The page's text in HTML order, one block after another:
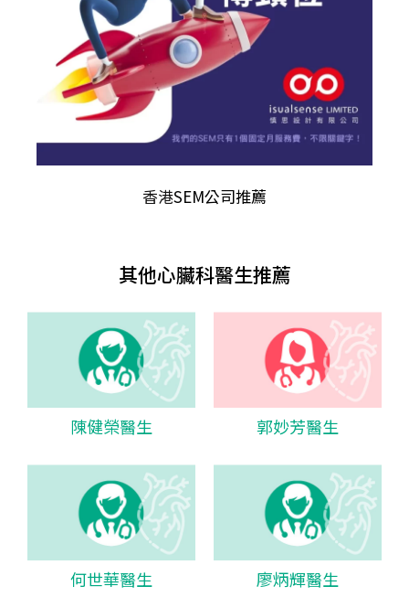
香港SEM公司推薦
其他心臟科醫生推薦
陳健榮醫生 郭妙芳醫生
何世華醫生 廖炳輝醫生